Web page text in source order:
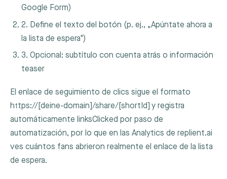
Google Form)
2. Define el texto del botón (p. ej., „Apúntate ahora a
la lista de espera")
3. Opcional: subtítulo con cuenta atrás o información
teaser
El enlace de seguimiento de clics sigue el formato
https://[deine-domain]/share/[shortId] y registra
automáticamente linksClicked por paso de
automatización, por lo que en las Analytics de replient.ai
ves cuántos fans abrieron realmente el enlace de la lista
de espera.